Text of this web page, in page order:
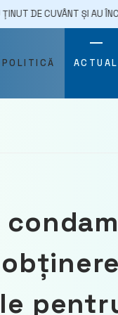
ȘI AU ÎNCEPUT
POLITICĂ ACTUAL